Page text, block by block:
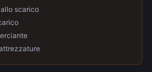
scarico